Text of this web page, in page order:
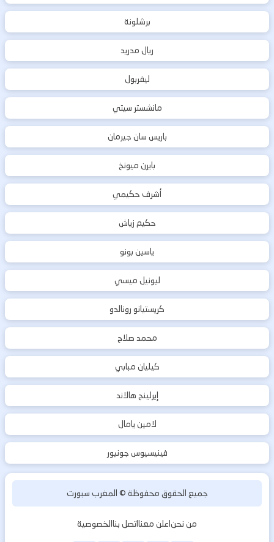
برشلونة
ريال مدريد
ليفربول
مانشستر سيتي
باريس سان جيرمان
بايرن ميونخ
أشرف حكيمي
حكيم زياش
ياسين بونو
ليونيل ميسي
كريستيانو رونالدو
محمد صلاح
كيليان مبابي
إيرلينج هالاند
لامين يامال
فينيسيوس جونيور
جميع الحقوق محفوظة ©المغرب سبورت
من نحناعلن معنااتصل بناالخصوصية